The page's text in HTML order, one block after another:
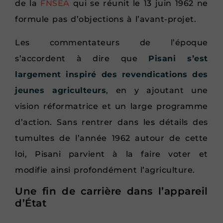
de la FNSEA qui se réunit le 13 juin 1962 ne
formule pas d’objections à l’avant-projet.
Les commentateurs de l’époque
s’accordent à dire que Pisani s’est
largement inspiré des revendications des
jeunes agriculteurs, en y ajoutant une
vision réformatrice et un large programme
d’action. Sans rentrer dans les détails des
tumultes de l’année 1962 autour de cette
loi, Pisani parvient à la faire voter et
modifie ainsi profondément l’agriculture.
Une fin de carrière dans l’appareil
d’État